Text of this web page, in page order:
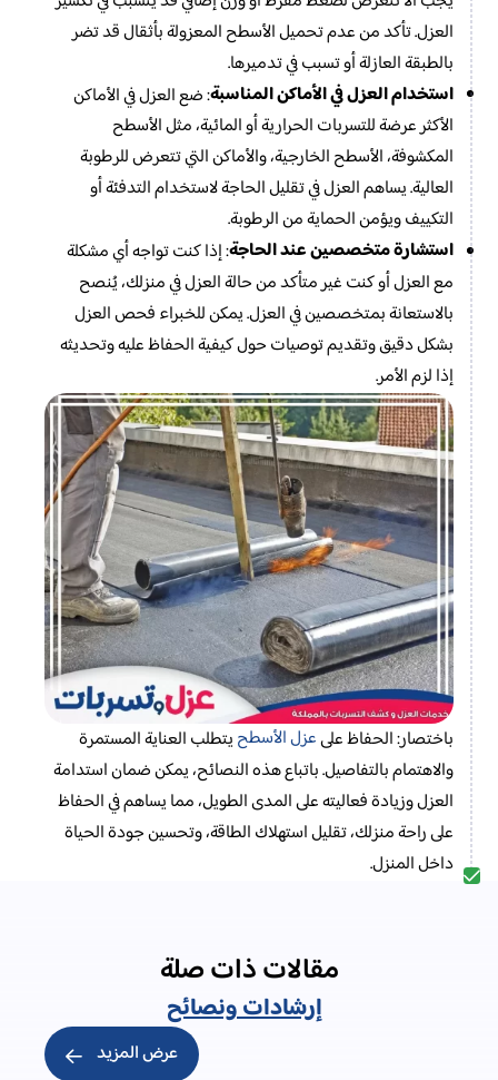
العزل. تأكد من عدم تحميل الأسطح المعزولة بأثقال قد تضر
بالطبقة العازلة أو تسبب في تدميرها.
استخدام العزل في الأماكن المناسبة: ضع العزل في الأماكن
الأكثر عرضة للتسربات الحرارية أو المائية، مثل الأسطح
المكشوفة، الأسطح الخارجية، والأماكن التي تتعرض للرطوبة
العالية. يساهم العزل في تقليل الحاجة لاستخدام التدفئة أو
التكييف ويؤمن الحماية من الرطوبة.
استشارة متخصصين عند الحاجة: إذا كنت تواجه أي مشكلة
مع العزل أو كنت غير متأكد من حالة العزل في منزلك، يُنصح
بالاستعانة بمتخصصين في العزل. يمكن للخبراء فحص العزل
بشكل دقيق وتقديم توصيات حول كيفية الحفاظ عليه وتحديثه
إذا لزم الأمر.
باختصار: الحفاظ علىعزل الأسطحيتطلب العناية المستمرة
والاهتمام بالتفاصيل. باتباع هذه النصائح، يمكن ضمان استدامة
العزل وزيادة فعاليته على المدى الطويل، مما يساهم في الحفاظ
على راحة منزلك، تقليل استهلاك الطاقة، وتحسين جودة الحياة
داخل المنزل.
مقالات ذات صلة
إرشادات ونصائح
عرض المزيد